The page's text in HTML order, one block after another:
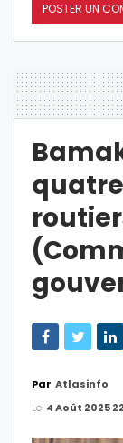
Par Atlasinfo
Le 4 Août 2025